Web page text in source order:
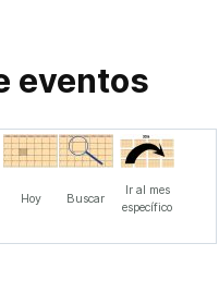
eventos
Hoy Buscar
Ir al mes
específico